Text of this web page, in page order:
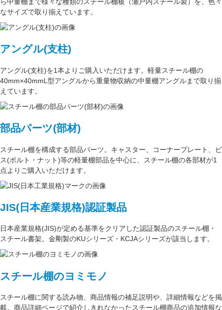
なサイズで取り揃えています。
アングル(支柱)
アングル(支柱)を1本よりご購入いただけます。軽量スチール棚の
40mm×40mmL型アングルから重量物収納の中量棚アングルまで取り揃
えています。
部品パーツ(部材)
スチール棚を構成する部品パーツ。 キャスター コーナープレート
ビ
ス(ボルト・ナット)等の軽量棚部品を中心に、スチール棚の各部材が1
点よりご購入いただけます。
JIS(日本産業規格)認証製品
日本産業規格(JIS)が定める基準をクリアした認証製品のスチール棚・
スチール書架。金剛製のKUシリーズ・KCJAシリーズが該当します。
スチール棚のヨミモノ
スチール棚に関する読み物、商品情報の補足説明や、詳細情報などを掲
載。商品詳細ページで紹介しきれなかったスチール棚商品の追加情報な